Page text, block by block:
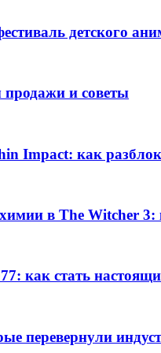
детского
и советы
Impact: как
в The Witcher
как стать
перевернули